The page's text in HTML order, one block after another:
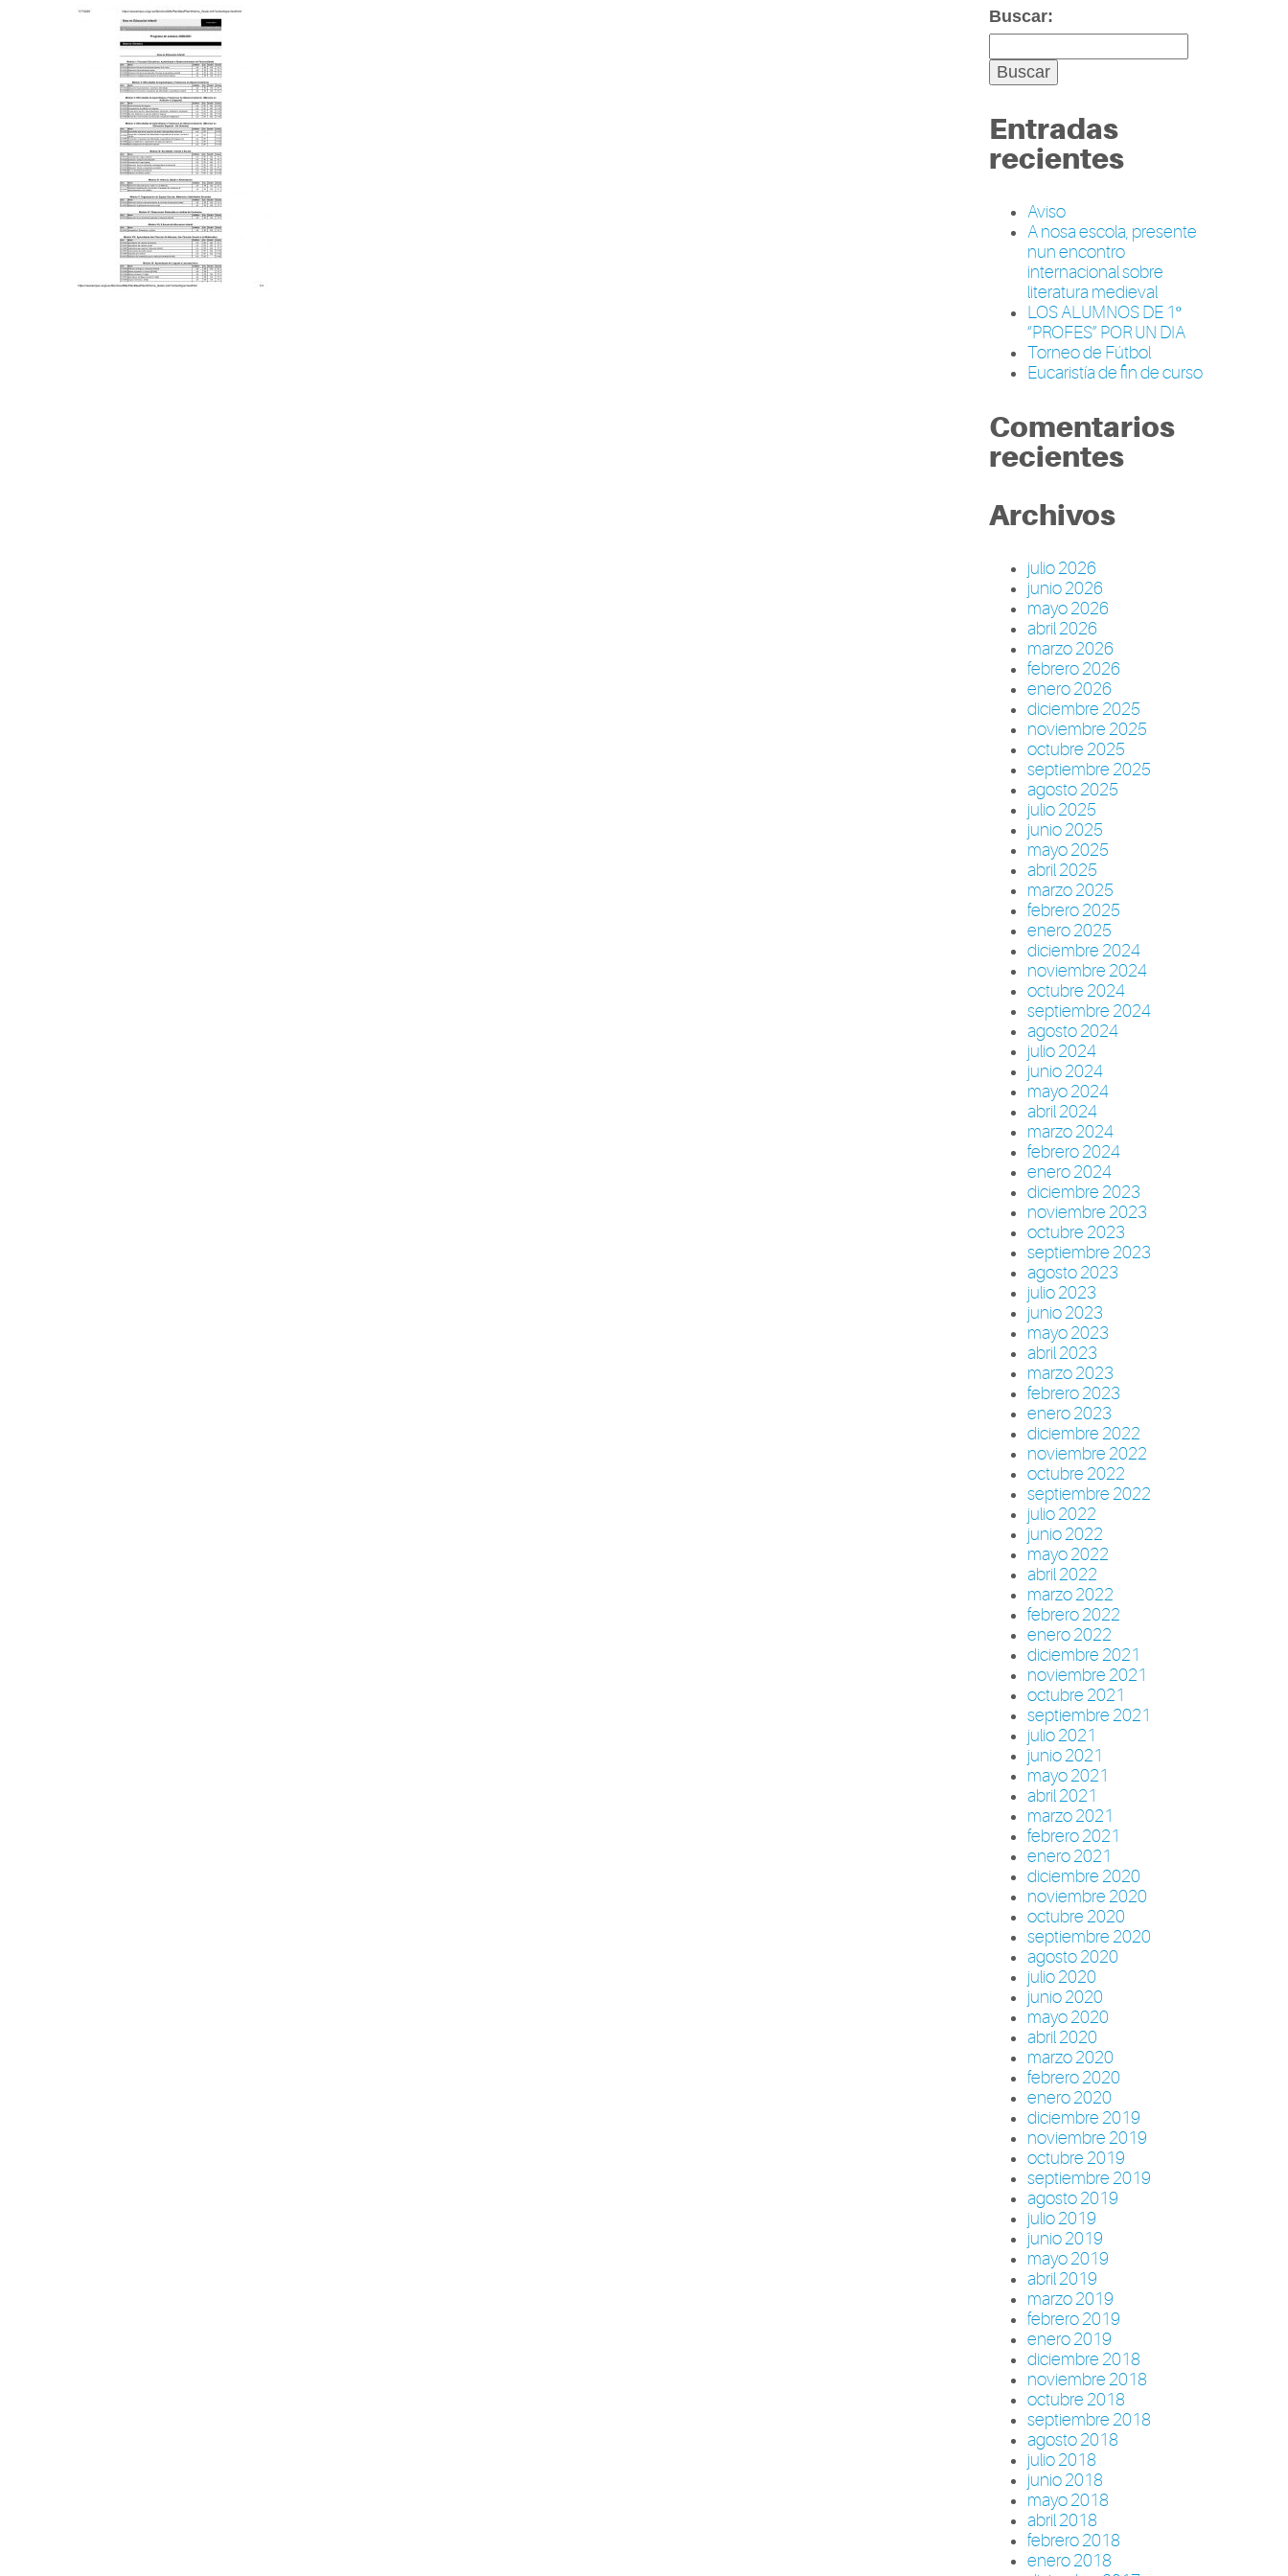
Buscar:
Entradas
recientes
Aviso
A nosa escola, presente
nun encontro
internacional sobre
literatura medieval
LOS ALUMNOS DE 1º
“PROFES” POR UN DIA
Torneo de Fútbol
Eucaristía de fin de curso
Comentarios
recientes
Archivos
julio 2026
junio 2026
mayo 2026
abril 2026
marzo 2026
febrero 2026
enero 2026
diciembre 2025
noviembre 2025
octubre 2025
septiembre 2025
agosto 2025
julio 2025
junio 2025
mayo 2025
abril 2025
marzo 2025
febrero 2025
enero 2025
diciembre 2024
noviembre 2024
octubre 2024
septiembre 2024
agosto 2024
julio 2024
junio 2024
mayo 2024
abril 2024
marzo 2024
febrero 2024
enero 2024
diciembre 2023
noviembre 2023
octubre 2023
septiembre 2023
agosto 2023
julio 2023
junio 2023
mayo 2023
abril 2023
marzo 2023
febrero 2023
enero 2023
diciembre 2022
noviembre 2022
octubre 2022
septiembre 2022
julio 2022
junio 2022
mayo 2022
abril 2022
marzo 2022
febrero 2022
enero 2022
diciembre 2021
noviembre 2021
octubre 2021
septiembre 2021
julio 2021
junio 2021
mayo 2021
abril 2021
marzo 2021
febrero 2021
enero 2021
diciembre 2020
noviembre 2020
octubre 2020
septiembre 2020
agosto 2020
julio 2020
junio 2020
mayo 2020
abril 2020
marzo 2020
febrero 2020
enero 2020
diciembre 2019
noviembre 2019
octubre 2019
septiembre 2019
agosto 2019
julio 2019
junio 2019
mayo 2019
abril 2019
marzo 2019
febrero 2019
enero 2019
diciembre 2018
noviembre 2018
octubre 2018
septiembre 2018
agosto 2018
julio 2018
junio 2018
mayo 2018
abril 2018
febrero 2018
enero 2018